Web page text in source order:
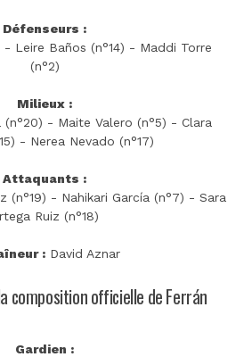
Défenseurs :
- Leire Baños (n°14) - Maddi Torre
(n°2)
Milieux :
(n°20) - Maite Valero (n°5) - Clara
- Nerea Nevado (n°17)
Attaquants :
(n°19) - Nahikari García (n°7) - Sara
Ruiz (n°18)
: David Aznar
composition officielle de Ferrán
Gardien :